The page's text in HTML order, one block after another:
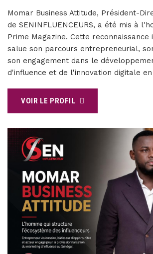
Momar Business Attitude, Président-
de SENINFLUENCEURS, a été mis à
Prime Magazine. Cette
salue son parcours entrepreneurial,
son engagement dans le
d'influence et de l'innovation digitale en
VOIR LE PROFIL